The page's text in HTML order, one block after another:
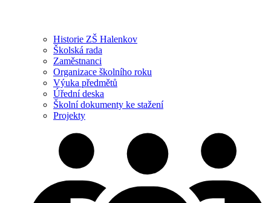
Historie ZŠ Halenkov
Školská rada
Zaměstnanci
Organizace školního roku
Výuka předmětů
Úřední deska
Školní dokumenty ke stažení
Projekty